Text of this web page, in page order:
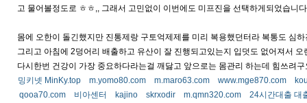
고 물어볼정도로 ㅎㅎ,, 그래서 고민없이 이번에도 미프진을 선택하게되었습니
몸에 오한이 돌긴했지만 진통제랑 구토억제제를 미리 복용했던터라 복통도 심
그리고 아침에 2덩어리 배출하고 유산이 잘 진행되고있는지 입덧도 없어져서
다시한번 건강이 가장 중요하다라는걸 깨닳고 앞으로는 몸관리 하는데 힘쓰려
밍키넷 MinKy.top
m.yomo80.com m.maro63.com www.mge870.com
qooa70.com
비아센터 kajino skrxodir m.qmn320.com
24시간대출 대